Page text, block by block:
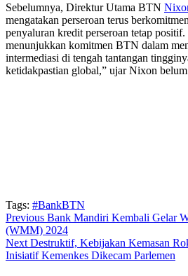
Sebelumnya, Direktur Utama BTN
mengatakan perseroan terus
penyaluran kredit perseroan tetap positif.
menunjukkan komitmen BTN dalam
intermediasi di tengah tantangan
ketidakpastian global,” ujar Nixon
Tags: #BankBTN
Continue
Reading
Previous Bank Mandiri Kembali Gelar
(WMM) 2024
Next Destruktif, Kebijakan Kemasan
Inisiatif Kemenkes Dikecam Parlemen